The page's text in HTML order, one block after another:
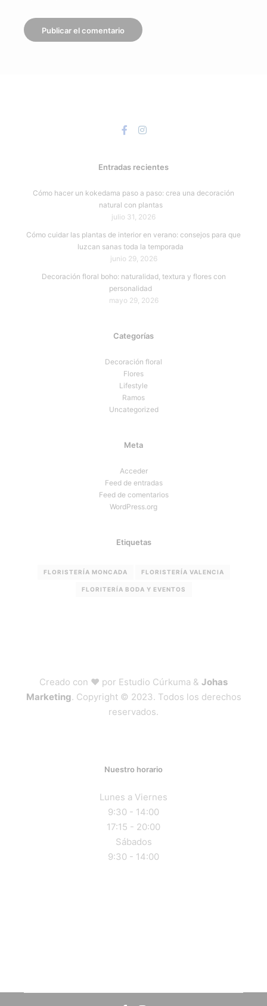
Entradas recientes
Cómo hacer un kokedama paso a paso: crea una decoración
natural con plantas
julio 31, 2026
Cómo cuidar las plantas de interior en verano: consejos para que
luzcan sanas toda la temporada
junio 29, 2026
Decoración floral boho: naturalidad, textura y flores con
personalidad
mayo 29, 2026
Categorías
Decoración floral
Flores
Lifestyle
Ramos
Uncategorized
Meta
Acceder
Feed de entradas
Feed de comentarios
WordPress.org
Etiquetas
FLORISTERÍA MONCADA FLORISTERÍA VALENCIA
FLORITERÍA BODA Y EVENTOS
Creado con ❤ por Estudio Cúrkuma & Johas
Marketing. Copyright © 2023. Todos los derechos
reservados.
Nuestro horario
Lunes a Viernes
9:30 - 14:00
17:15 - 20:00
Sábados
9:30 - 14:00